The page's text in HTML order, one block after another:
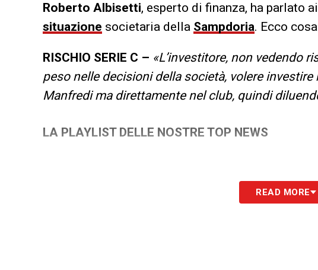
Roberto Albisetti, esperto di finanza, ha parlato
situazione societaria della Sampdoria. Ecco
RISCHIO SERIE C – «L’investitore, non vedendo
peso nelle decisioni della società, volere
Manfredi ma direttamente nel club, quindi
LA PLAYLIST DELLE NOSTRE TOP NEWS
READ MORE